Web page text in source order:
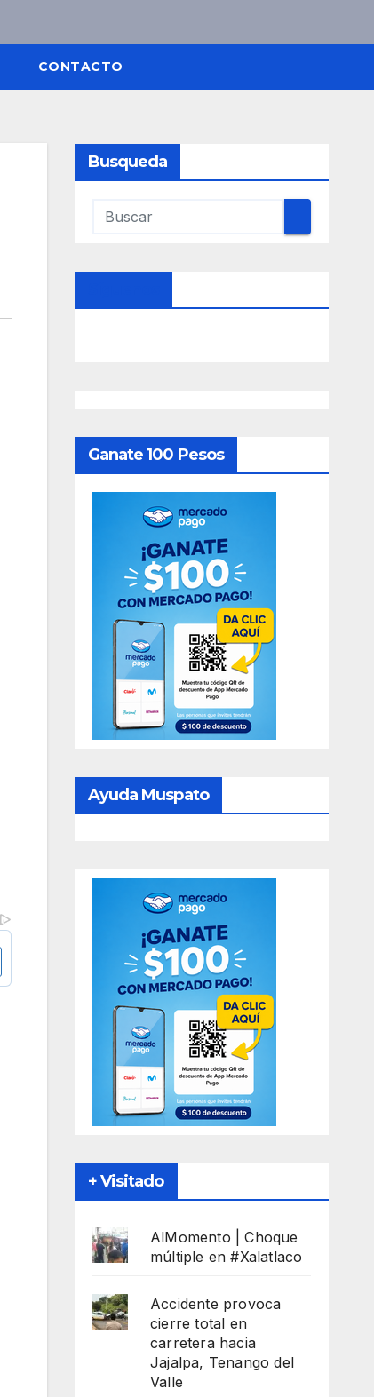
CONTACTO
Busqueda
Ganate 100 Pesos
Ayuda Muspato
+ Visitado
AlMomento | Choque
múltiple en #Xalatlaco
Accidente provoca
cierre total en
carretera hacia
Jajalpa, Tenango del
Valle